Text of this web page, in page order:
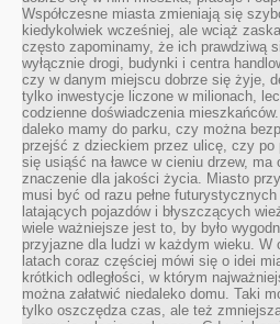
Współczesne miasta zmieniają się
kiedykolwiek wcześniej, ale wciąż
często zapominamy, że ich prawdziwą
wyłącznie drogi, budynki i centra
czy w danym miejscu dobrze się żyje,
tylko inwestycje liczone w milionach,
codzienne doświadczenia
daleko mamy do parku, czy można
przejść z dzieckiem przez ulicę, czy po
się usiąść na ławce w cieniu drzew, ma
znaczenie dla jakości życia. Miasto
musi być od razu pełne
latających pojazdów i błyszczących
wiele ważniejsze jest to, by było
przyjazne dla ludzi w każdym wieku. W
latach coraz częściej mówi się o idei
krótkich odległości, w którym
można załatwić niedaleko domu. Taki
tylko oszczędza czas, ale też